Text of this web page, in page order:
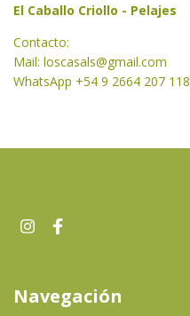
El Caballo Criollo - Pelajes
Contacto:
Mail: loscasals@gmail.com
WhatsApp +54 9 2664 207 118
Navegación